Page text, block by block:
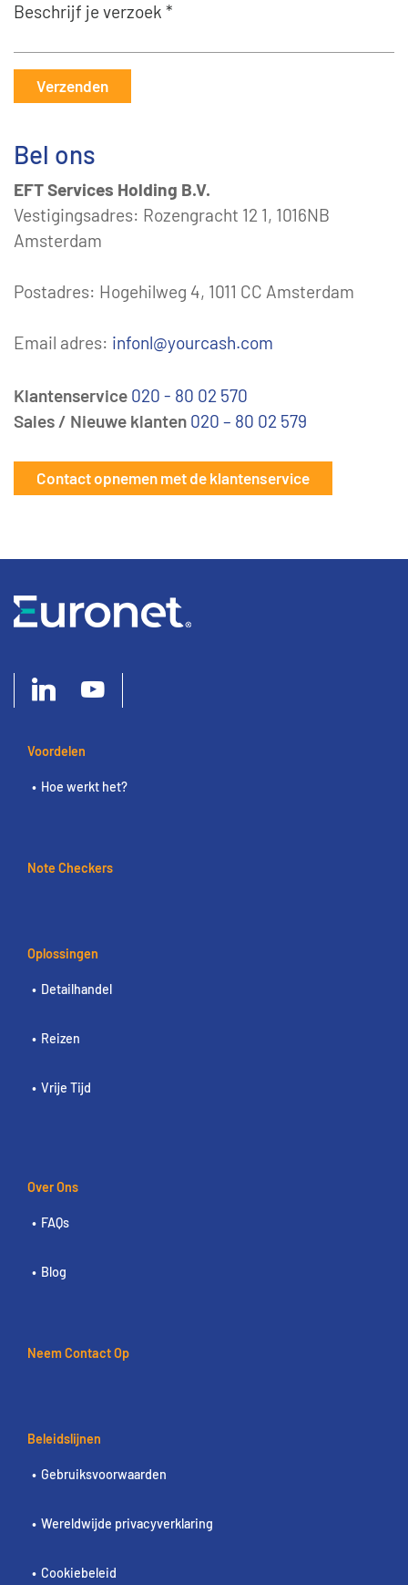
Beschrijf je verzoek *
Verzenden
Bel ons
EFT Services Holding B.V.
Vestigingsadres: Rozengracht 12 1, 1016NB
Amsterdam
Postadres: Hogehilweg 4, 1011 CC Amsterdam
Email adres: infonl@yourcash.com
Klantenservice 020 - 80 02 570
Sales / Nieuwe klanten 020 – 80 02 579
Contact opnemen met de klantenservice
Voordelen
Hoe werkt het?
Note Checkers
Oplossingen
Detailhandel
Reizen
Vrije Tijd
Over Ons
FAQs
Blog
Neem Contact Op
Beleidslijnen
Gebruiksvoorwaarden
Wereldwijde privacyverklaring
Cookiebeleid